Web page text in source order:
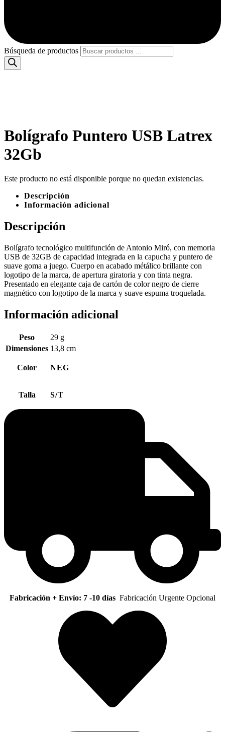
Búsqueda de productos
Bolígrafo Puntero USB Latrex
32Gb
Este producto no está disponible porque no quedan existencias.
Descripción
Información adicional
Descripción
Bolígrafo tecnológico multifunción de Antonio Miró, con memoria
USB de 32GB de capacidad integrada en la capucha y puntero de
suave goma a juego. Cuerpo en acabado métálico brillante con
logotipo de la marca, de apertura giratoria y con tinta negra.
Presentado en elegante caja de cartón de color negro de cierre
magnético con logotipo de la marca y suave espuma troquelada.
Información adicional
Peso
29 g
Dimensiones 13,8 cm
Color NEG
Talla S/T
Fabricación + Envío: 7 -10 días Fabricación Urgente Opcional